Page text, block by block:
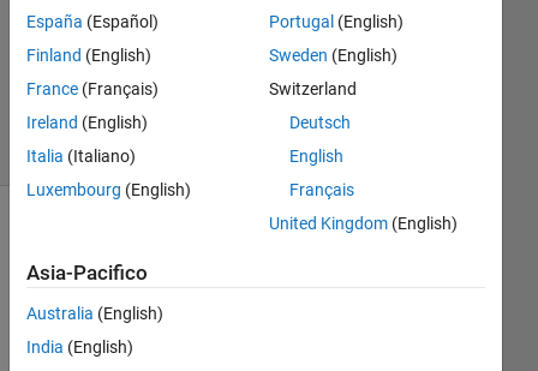
Aggiornato
14 Apr
12
Visualizzazioni
(30 giorni)
España (Español)
Finland (English)
France (Français)
Ireland (English)
Italia (Italiano)
Luxembourg (English)
Portugal (English)
Sweden (English)
Switzerland
Deutsch
English
Français
United Kingdom(English)
Asia-Pacifico
Australia (English)
India (English)